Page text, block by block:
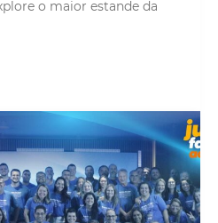
o maior estande da